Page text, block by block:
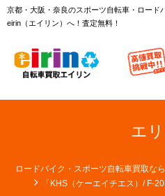
京都・大阪・奈良のスポーツ自転車・ロード
eirin（エイリン）へ！査定無料！
エ
ロードバイク・スポーツ自転車買取な
「KHS（ケーエイチエス）/ F-